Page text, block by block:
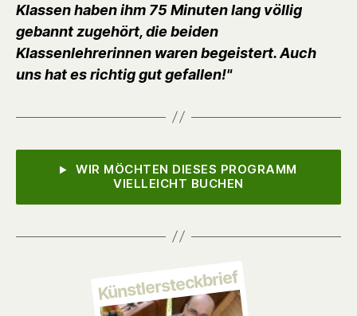
Klassen haben ihm 75 Minuten lang völlig
gebannt zugehört, die beiden
Klassenlehrerinnen waren begeistert. Auch
uns hat es richtig gut gefallen!"
WIR MÖCHTEN DIESES PROGRAMM
VIELLEICHT BUCHEN
Künstlersteckbrief